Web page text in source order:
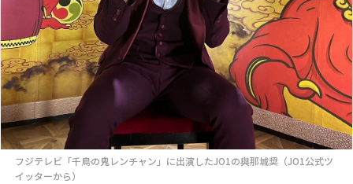
フジテレビ「千鳥の鬼レンチャン」に出演したJO1の與那城奨（JO1公式ツ
イッターから）